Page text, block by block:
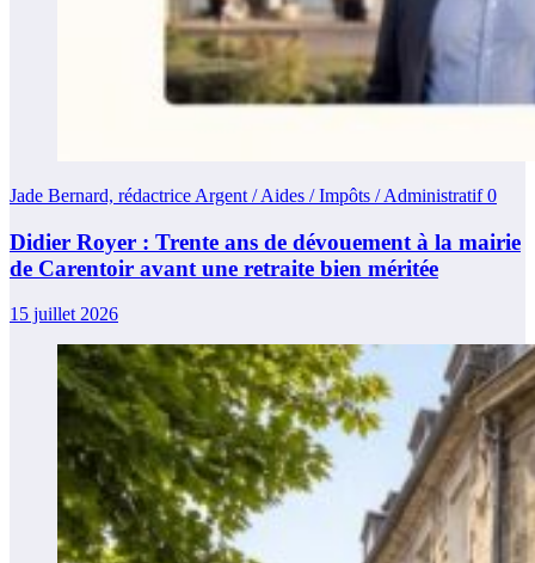
Jade Bernard, rédactrice Argent / Aides / Impôts / Administratif0
Didier Royer : Trente ans de dévouement à la mairie
de Carentoir avant une retraite bien méritée
15 juillet 2026